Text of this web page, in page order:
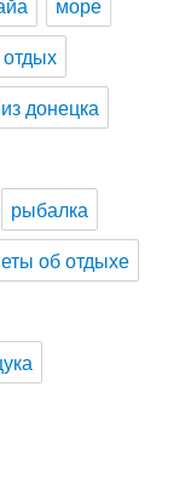
отдых
донецка
рыбалка
об отдыхе